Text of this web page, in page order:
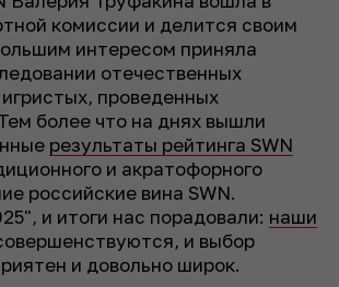
комиссии и делится своим
интересом приняла
отечественных
проведенных
более что на днях вышли
результаты рейтинга SWN
и акратофорного
российские вина SWN.
и итоги нас порадовали: наши
и выбор
и довольно широк.